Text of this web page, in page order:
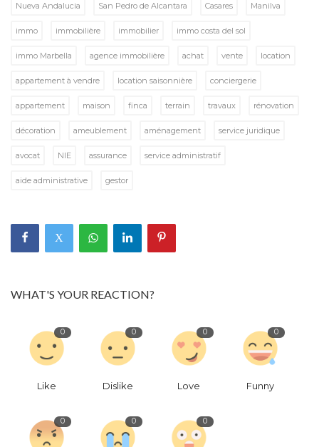
Nueva Andalucia San Pedro de Alcantara Casares Manilva
immo immobilière immobilier immo costa del sol
immo Marbella agence immobilière achat vente location
appartement à vendre location saisonnière conciergerie
appartement maison finca terrain travaux rénovation
décoration ameublement aménagement service juridique
avocat NIE assurance service administratif
aide administrative gestor
WHAT'S YOUR REACTION?
0
Like
0
Dislike
0
Love
0
Funny
0 0 0